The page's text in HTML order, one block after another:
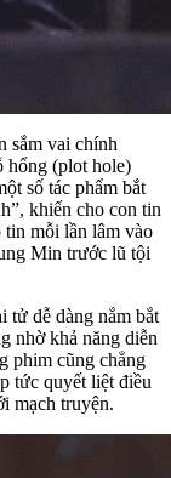
sắm vai chính
hổng (plot hole)
số tác phẩm bắt
khiến cho con tin
tin mỗi lần lâm vào
Min trước lũ tội
tử dễ dàng nắm bắt
nhờ khả năng diễn
phim cũng chẳng
tức quyết liệt điều
mạch truyện.